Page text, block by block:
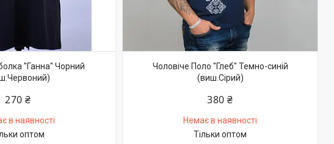
"Ганна" Чорний
270 ₴
в наявності
оптом
Чоловіче Поло "Глеб" Темно-синій
(виш.Сірий)
380 ₴
Немає в наявності
Тільки оптом